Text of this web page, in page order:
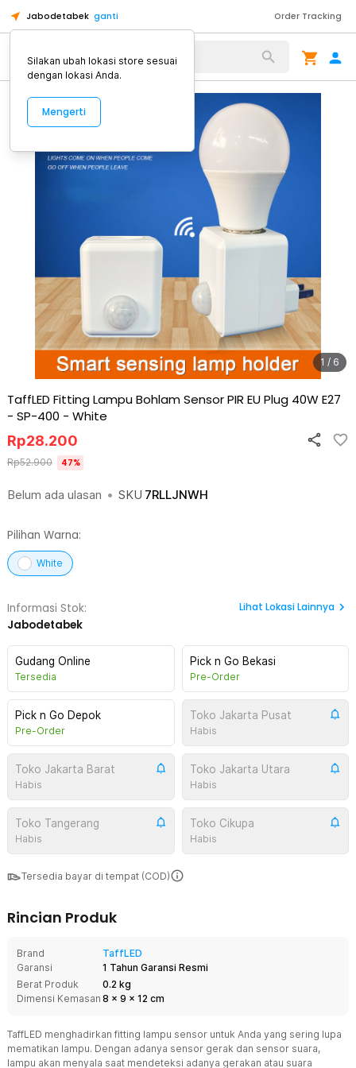
Jabodetabek ganti Order Tracking
Alat Kopi
1 / 6
TaffLED Fitting Lampu Bohlam Sensor PIR EU Plug 40W E27
- SP-400 - White
Belum ada ulasan • SKU 7RLLJNWH
Rp28.200
Rp52.900 47%
Pilihan Warna:
White
Informasi Stok:
Jabodetabek
Lihat Lokasi Lainnya
Gudang Online
Tersedia
Pick n Go Bekasi
Pre-Order
Pick n Go Depok
Pre-Order
Toko Jakarta Pusat
Habis
Toko Jakarta Barat
Habis
Toko Jakarta Utara
Habis
Toko Tangerang
Habis
Toko Cikupa
Habis
Tersedia bayar di tempat (COD)
Rincian Produk
Brand
TaffLED
Garansi
1 Tahun Garansi Resmi
Berat Produk
0.2 kg
Dimensi Kemasan 8 x 9 x 12 cm
TaffLED menghadirkan fitting lampu sensor untuk Anda yang sering lupa
mematikan lampu. Dengan adanya sensor gerak dan sensor suara,
lampu akan menyala saat mendeteksi adanya gerakan atau suara
Silakan ubah lokasi store sesuai
dengan lokasi Anda.
Mengerti